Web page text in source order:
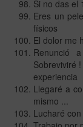
Si no das el
Eres un
físicos
El dolor me
Renunció
Sobreviviré
experiencia
Llegaré a
mismo ...
Lucharé